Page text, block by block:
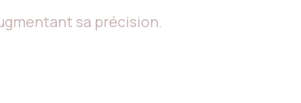
sa précision.